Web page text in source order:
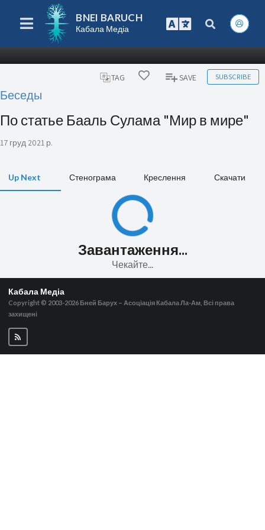
BNEI BARUCH
Кабала Медіа
TAG SAVE SUBSCRIBE
Беседы
По статье Бааль Сулама "Мир в мире"
17 груд 2021 р.
Up Next Стенограма Креслення Скачати
Завантаження...
Чекайте...
Кабала Медіа
Copyright © 2003-2026 Бней Барух – Асоціація Кабала Ла-Ам, Всі права
захищені